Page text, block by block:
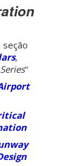
seção
,
“